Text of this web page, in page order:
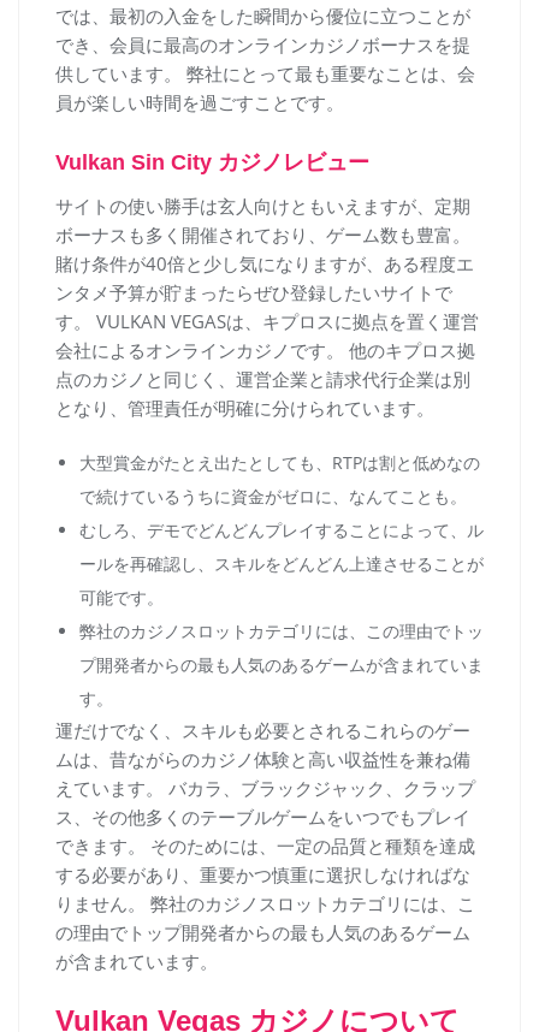
では、最初の入金をした瞬間から優位に立つことが
でき、会員に最高のオンラインカジノボーナスを提
供しています。 弊社にとって最も重要なことは、会
員が楽しい時間を過ごすことです。
Vulkan Sin City カジノレビュー
サイトの使い勝手は玄人向けともいえますが、定期
ボーナスも多く開催されており、ゲーム数も豊富。
賭け条件が40倍と少し気になりますが、ある程度エ
ンタメ予算が貯まったらぜひ登録したいサイトで
す。 VULKAN VEGASは、キプロスに拠点を置く運営
会社によるオンラインカジノです。 他のキプロス拠
点のカジノと同じく、運営企業と請求代行企業は別
となり、管理責任が明確に分けられています。
大型賞金がたとえ出たとしても、RTPは割と低めなの
で続けているうちに資金がゼロに、なんてことも。
むしろ、デモでどんどんプレイすることによって、ル
ールを再確認し、スキルをどんどん上達させることが
可能です。
弊社のカジノスロットカテゴリには、この理由でトッ
プ開発者からの最も人気のあるゲームが含まれていま
す。
運だけでなく、スキルも必要とされるこれらのゲー
ムは、昔ながらのカジノ体験と高い収益性を兼ね備
えています。 バカラ、ブラックジャック、クラップ
ス、その他多くのテーブルゲームをいつでもプレイ
できます。 そのためには、一定の品質と種類を達成
する必要があり、重要かつ慎重に選択しなければな
りません。 弊社のカジノスロットカテゴリには、こ
の理由でトップ開発者からの最も人気のあるゲーム
が含まれています。
Vulkan Vegas カジノについて